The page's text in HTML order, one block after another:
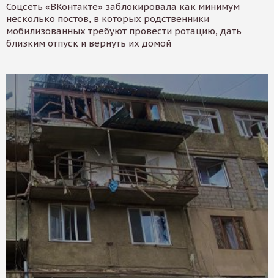
Соцсеть «ВКонтакте» заблокировала как минимум
несколько постов, в которых родственники
мобилизованных требуют провести ротацию, дать
близким отпуск и вернуть их домой